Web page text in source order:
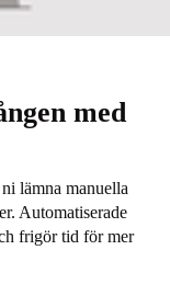
med
lämna manuella
Automatiserade
frigör tid för mer